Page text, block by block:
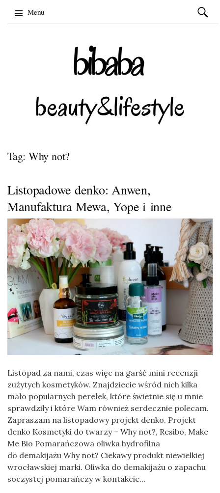
Menu
Szukaj:
Tag: Why not?
Listopadowe denko: Anwen,
Manufaktura Mewa, Yope i inne
Listopad za nami, czas więc na garść mini recenzji
zużytych kosmetyków. Znajdziecie wśród nich kilka
mało popularnych perełek, które świetnie się u mnie
sprawdziły i które Wam również serdecznie polecam.
Zapraszam na listopadowy projekt denko. Projekt
denko Kosmetyki do twarzy – Why not?, Resibo, Make
Me Bio Pomarańczowa oliwka hydrofilna
do demakijażu Why not? Ciekawy produkt niewielkiej
wrocławskiej marki. Oliwka do demakijażu o zapachu
soczystej pomarańczy w kontakcie…